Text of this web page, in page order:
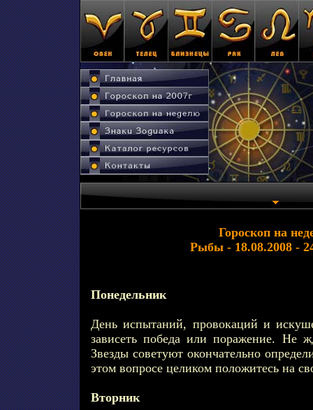
Гороскоп на
Рыбы - 18.08.2008 -
Понедельник
День испытаний, провокаций и
зависеть победа или поражение. Не
Звезды советуют окончательно
этом вопросе целиком положитесь на
Вторник